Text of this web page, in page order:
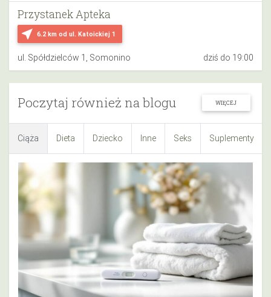
near_me 6.2 km od ul. Katoickiej 1
Przystanek Apteka
ul. Spółdzielców 1, Somonino dziś do 19:00
Poczytaj również na blogu WIĘCEJ
Ciąża Dieta Dziecko Inne Seks Suplementy